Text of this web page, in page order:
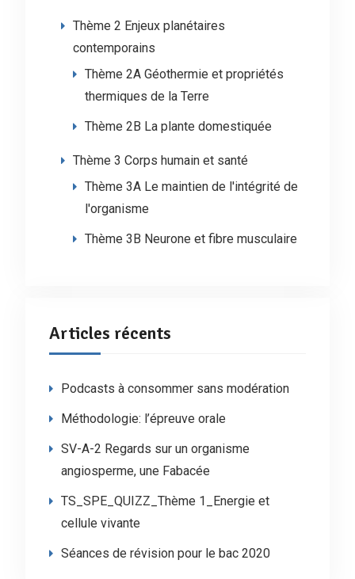
Thème 2 Enjeux planétaires
contemporains
Thème 2A Géothermie et propriétés
thermiques de la Terre
Thème 2B La plante domestiquée
Thème 3 Corps humain et santé
Thème 3A Le maintien de l'intégrité de
l'organisme
Thème 3B Neurone et fibre musculaire
Articles récents
Podcasts à consommer sans modération
Méthodologie: l’épreuve orale
SV-A-2 Regards sur un organisme
angiosperme, une Fabacée
TS_SPE_QUIZZ_Thème 1_Energie et
cellule vivante
Séances de révision pour le bac 2020